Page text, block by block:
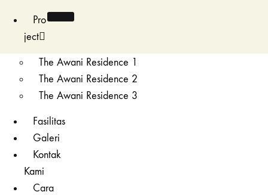
Pro
ject
The Awani Residence 1
The Awani Residence 2
The Awani Residence 3
Fasilitas
Galeri
Kontak
Kami
Cara